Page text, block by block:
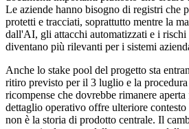
Le aziende hanno bisogno di registri che
protetti e tracciati, soprattutto mentre la
dall'AI, gli attacchi automatizzati e i
diventano più rilevanti per i sistemi
Anche lo stake pool del progetto sta
ritiro previsto per il 3 luglio e la
ricompense che dovrebbe rimanere
dettaglio operativo offre ulteriore
non è la storia di prodotto centrale. Il